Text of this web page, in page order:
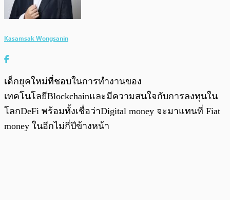
Kasamsak Wongsanin
เด็กยุคใหม่ที่ชอบในการทำงานของ
เทคโนโลยีBlockchainและมีความสนใจกับการลงทุนใน
โลกDeFi พร้อมทั้งเชื่อว่าDigital money จะมาแทนที่ Fiat
money ในอีกไม่กี่ปีข้างหน้า